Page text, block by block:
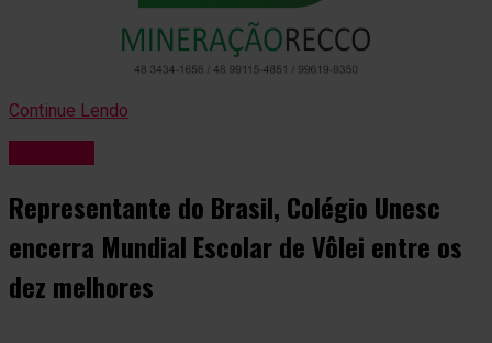
Continue Lendo
Representante do Brasil, Colégio Unesc
encerra Mundial Escolar de Vôlei entre os
dez melhores